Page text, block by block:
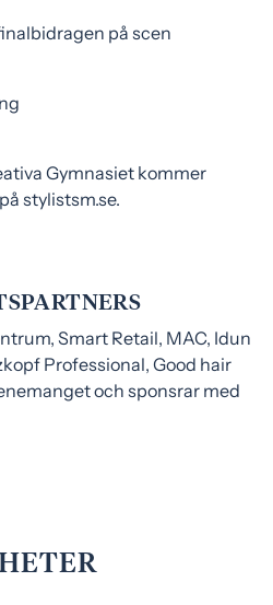
på scen
Gymnasiet kommer
stylistsm.se.
Smart Retail, MAC, Idun
Professional, Good hair
och sponsrar med